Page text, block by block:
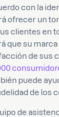
con la
ofrecer un
clientes en
que su
de sus
puede
de los
de